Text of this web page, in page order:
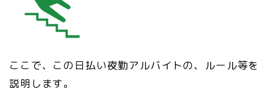
ここで、この日払い夜勤アルバイトの、ルール等を
説明します。